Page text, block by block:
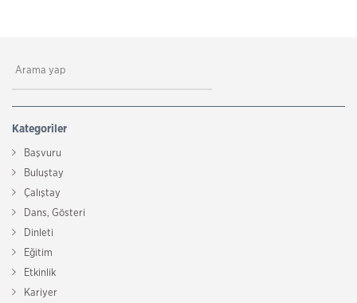
Kategoriler
Başvuru
Buluştay
Çalıştay
Dans, Gösteri
Dinleti
Eğitim
Etkinlik
Kariyer